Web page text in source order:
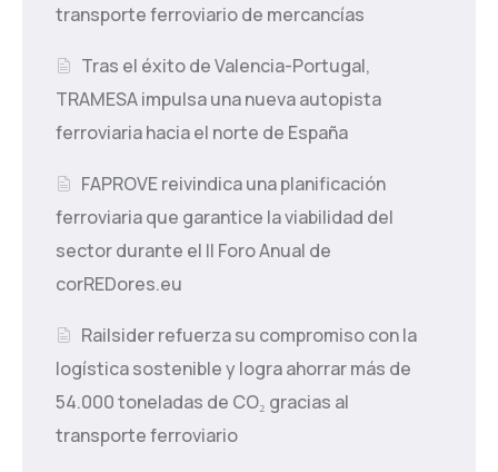
transporte ferroviario de mercancías
Tras el éxito de Valencia-Portugal,
TRAMESA impulsa una nueva autopista
ferroviaria hacia el norte de España
FAPROVE reivindica una planificación
ferroviaria que garantice la viabilidad del
sector durante el II Foro Anual de
corREDores.eu
Railsider refuerza su compromiso con la
logística sostenible y logra ahorrar más de
54.000 toneladas de CO₂ gracias al
transporte ferroviario